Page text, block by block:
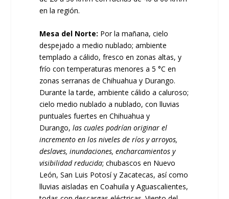
en la región.
Mesa del Norte: Por la mañana, cielo
despejado a medio nublado; ambiente
templado a cálido, fresco en zonas altas, y
frío con temperaturas menores a 5 °C en
zonas serranas de Chihuahua y Durango.
Durante la tarde, ambiente cálido a caluroso;
cielo medio nublado a nublado, con lluvias
puntuales fuertes en Chihuahua y
Durango, las cuales podrían originar el
incremento en los niveles de ríos y arroyos,
deslaves, inundaciones, encharcamientos y
visibilidad reducida; chubascos en Nuevo
León, San Luis Potosí y Zacatecas, así como
lluvias aisladas en Coahuila y Aguascalientes,